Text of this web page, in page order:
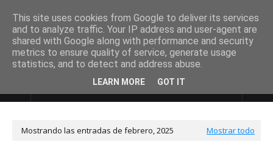
DE ULTIMO MINUTO
Mostrando las entradas de febrero, 2025 Mostrar todo
This site uses cookies from Google to deliver its services
and to analyze traffic. Your IP address and user-agent are
shared with Google along with performance and security
metrics to ensure quality of service, generate usage
statistics, and to detect and address abuse.
LEARN MORE GOT IT